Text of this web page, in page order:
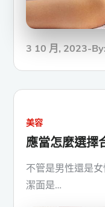
Posted
3 10 月, 2023 By:
美容
應當怎麼選擇
不管是男性還是
潔面是…